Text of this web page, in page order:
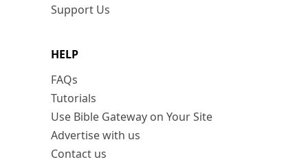
Support Us
HELP
FAQs
Tutorials
Use Bible Gateway on Your Site
Advertise with us
Contact us